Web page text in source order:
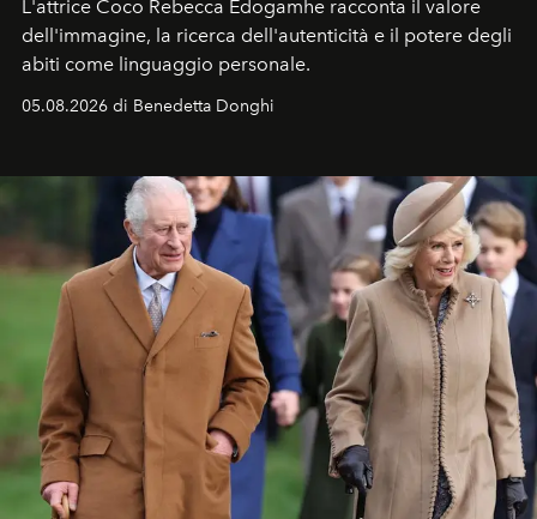
L'attrice Coco Rebecca Edogamhe racconta il valore
dell'immagine, la ricerca dell'autenticità e il potere degli
abiti come linguaggio personale.
05.08.2026 di Benedetta Donghi